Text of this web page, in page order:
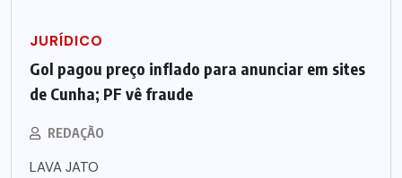
JURÍDICO
Gol pagou preço inflado para anunciar em sites
de Cunha; PF vê fraude
REDAÇÃO
LAVA JATO